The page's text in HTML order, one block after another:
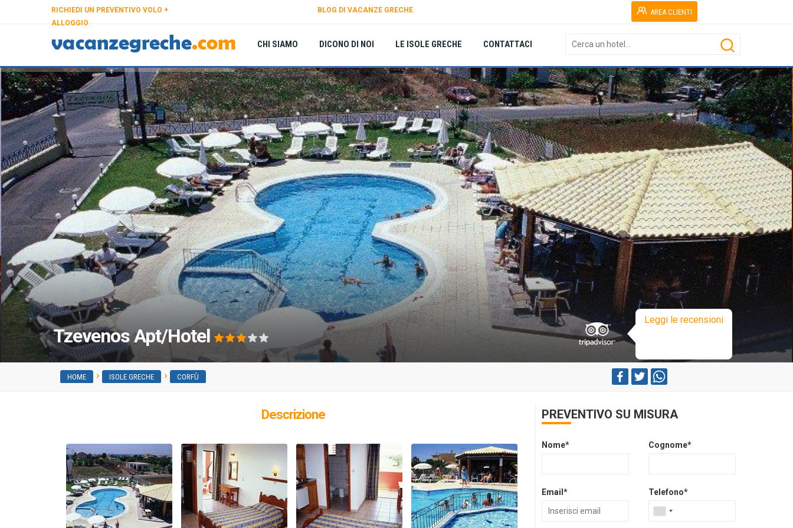
AREA CLIENTI
RICHIEDI UN PREVENTIVO VOLO +
ALLOGGIO
BLOG DI VACANZE GRECHE
CHI SIAMO DICONO DI NOI LE ISOLE GRECHE CONTATTACI
Leggi le recensioni
Tzevenos Apt/Hotel
HOME ISOLE GRECHE CORFÙ
Descrizione PREVENTIVO SU MISURA
Nome* Cognome*
Email* Telefono*